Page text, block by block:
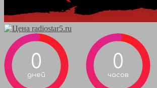
0
дней
0
часов